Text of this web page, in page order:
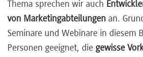
Thema sprechen wir auch
von Marketingabteilungen an.
Seminare und Webinare in diesem
Personen geeignet, die gewisse